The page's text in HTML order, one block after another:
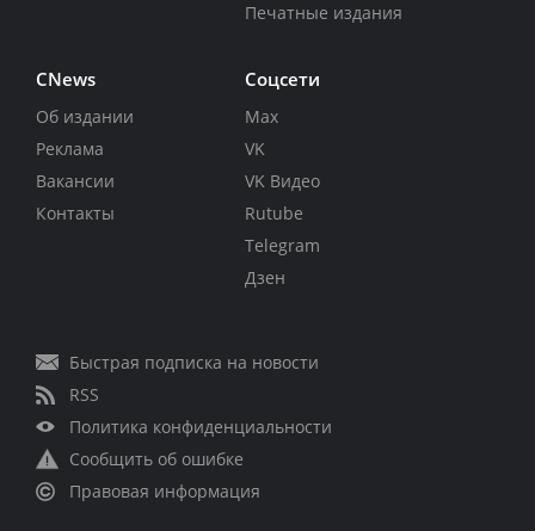
Печатные издания
CNews
Об издании
Реклама
Вакансии
Контакты
Соцсети
Max
VK
VK Видео
Rutube
Telegram
Дзен
Быстрая подписка на новости
RSS
Политика конфиденциальности
Сообщить об ошибке
Правовая информация